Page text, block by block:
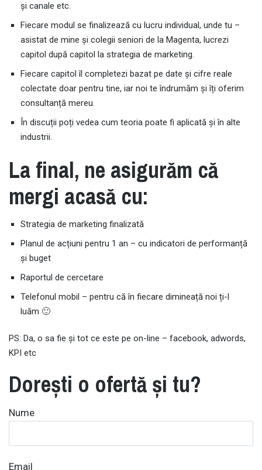
și canale etc.
Fiecare modul se finalizează cu lucru individual, unde tu –
asistat de mine și colegii seniori de la Magenta, lucrezi
capitol după capitol la strategia de marketing.
Fiecare capitol îl completezi bazat pe date și cifre reale
colectate doar pentru tine, iar noi te îndrumăm și îți oferim
consultanță mereu.
În discuții poți vedea cum teoria poate fi aplicată și în alte
industrii.
La final, ne asigurăm că
mergi acasă cu:
Strategia de marketing finalizată
Planul de acțiuni pentru 1 an – cu indicatori de performanță
și buget
Raportul de cercetare
Telefonul mobil – pentru că în fiecare dimineață noi ți-l
luăm 🙂
PS: Da, o sa fie și tot ce este pe on-line – facebook, adwords,
KPI etc
Dorești o ofertă și tu?
Nume
Email